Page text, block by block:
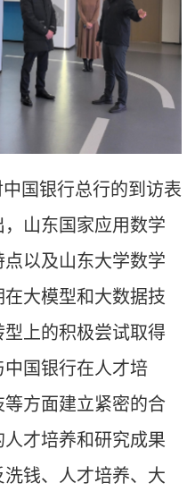
国银行总行的到访表
山东国家应用数学
以及山东大学数学
大模型和大数据技
上的积极尝试取得
国银行在人才培
方面建立紧密的合
才培养和研究成果
钱、人才培养、大